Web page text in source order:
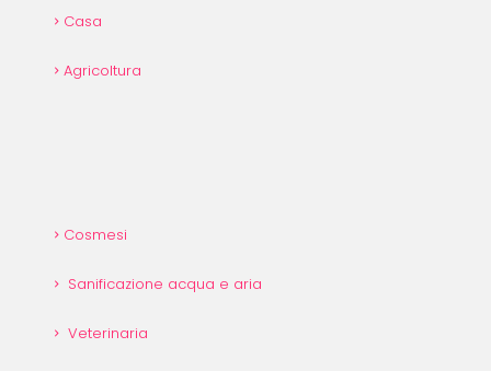
Casa
Agricoltura
Cosmesi
Sanificazione acqua e aria
Veterinaria